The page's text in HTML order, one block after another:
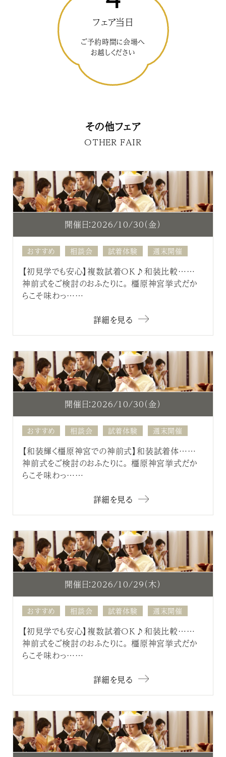
フェア当日
ご予約時間に会場へ
お越しください
その他フェア
OTHER FAIR
開催日：2026/10/30（金）
おすすめ 相談会 試着体験 週末開催
【初見学でも安心】複数試着OK♪和装比較……
神前式をご検討のおふたりに。 橿原神宮挙式だか
らこそ味わっ……
詳細を見る
開催日：2026/10/30（金）
おすすめ 相談会 試着体験 週末開催
【和装輝く橿原神宮での神前式】和装試着体……
神前式をご検討のおふたりに。 橿原神宮挙式だか
らこそ味わっ……
詳細を見る
開催日：2026/10/29（木）
おすすめ 相談会 試着体験 週末開催
【初見学でも安心】複数試着OK♪和装比較……
神前式をご検討のおふたりに。 橿原神宮挙式だか
らこそ味わっ……
詳細を見る